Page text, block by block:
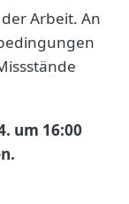
Arbeit. An
um 16:00